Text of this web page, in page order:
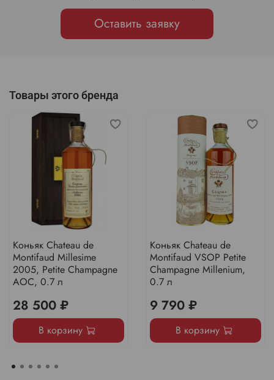
Оставить заявку
Товары этого бренда
Коньяк Chateau de
Montifaud Millesime
2005, Petite Champagne
AOC, 0.7 л
28 500 ₽
В корзину
Коньяк Chateau de
Montifaud VSOP Petite
Champagne Millenium,
0.7 л
9 790 ₽
В корзину